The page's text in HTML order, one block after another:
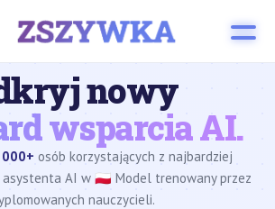
nowy
wsparcia AI.
osób korzystających z najbardziej
AI w 🇵🇱 Model trenowany przez
nauczycieli.